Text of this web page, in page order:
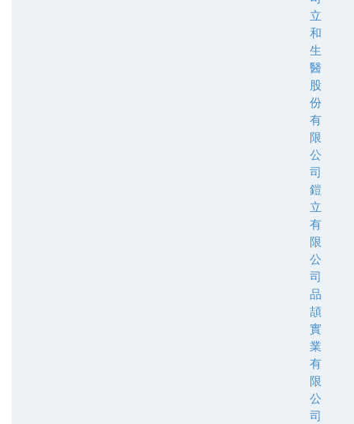
立
和
生
醫
股
份
有
限
公
司
鎧
立
有
限
公
司
品
頡
實
業
有
限
公
司